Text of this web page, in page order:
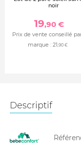
noir
19,90 €
Prix de vente conseillé
marque : 21,90 €
Descriptif